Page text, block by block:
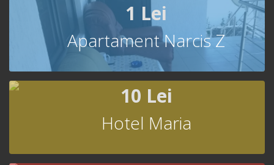
1 Lei
Apartament Narcis Z
10 Lei
Hotel Maria